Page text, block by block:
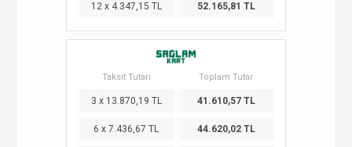
12 x 4.347,15 TL 52.165,81 TL
Taksit Tutarı Toplam Tutar
3 x 13.870,19 TL 41.610,57 TL
6 x 7.436,67 TL 44.620,02 TL